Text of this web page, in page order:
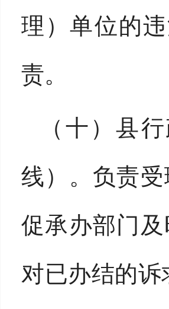
理）单位的
责。
（十）县
线）。 负责
促承办部门
对已办结的